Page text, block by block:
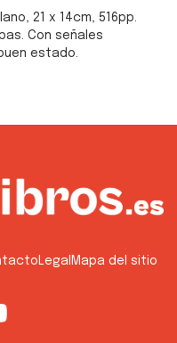
21 x 14cm, 516pp.
Con señales
estado.
Legal Mapa del sitio